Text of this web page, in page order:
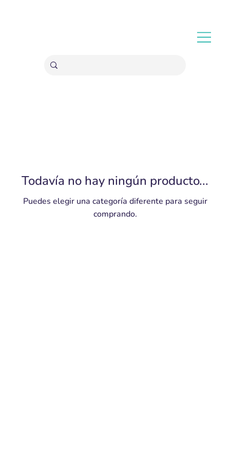
Todavía no hay ningún producto...
Puedes elegir una categoría diferente para seguir
comprando.